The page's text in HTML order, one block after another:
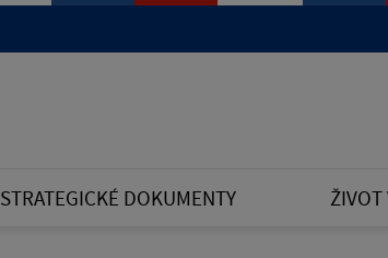
STRATEGICKÉ DOKUMENTY ŽIVOT